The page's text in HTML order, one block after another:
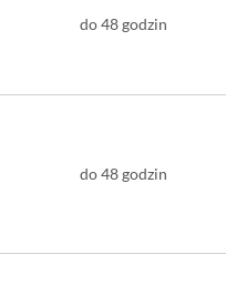
do 48 godzin
do 48 godzin